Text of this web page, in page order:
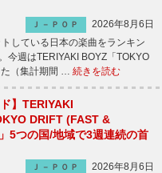
Ｊ－ＰＯＰ
2026年8月6日
している日本の楽曲をランキン
今週はTERIYAKI BOYZ「TOKYO
た（集計期間 … 続きを読む
ド】TERIYAKI
DRIFT (FAST &
5つの国/地域で3週連続の首
Ｊ－ＰＯＰ
2026年8月6日